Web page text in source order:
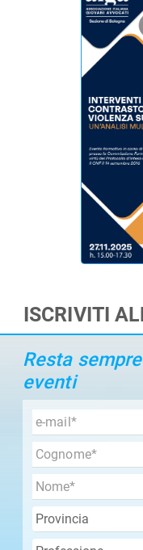
ISCRIVITI
Resta
eventi